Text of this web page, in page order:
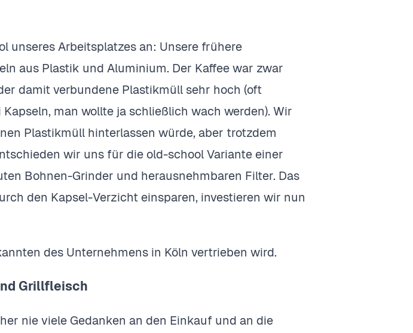
unseres Arbeitsplatzes an: Unsere frühere
aus Plastik und Aluminium. Der Kaffee war zwar
damit verbundene Plastikmüll sehr hoch (oft
man wollte ja schließlich wach werden). Wir
Plastikmüll hinterlassen würde, aber trotzdem
wir uns für die old-school Variante einer
Bohnen-Grinder und herausnehmbaren Filter. Das
den Kapsel-Verzicht einsparen, investieren wir nun
des Unternehmens in Köln vertrieben wird.
Grillfleisch
nie viele Gedanken an den Einkauf und an die